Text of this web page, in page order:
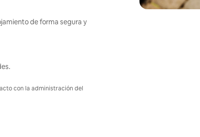
de forma segura y
con la administración del